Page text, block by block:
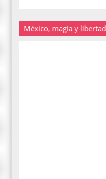
México, magia y libertad